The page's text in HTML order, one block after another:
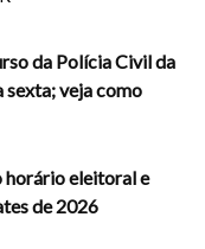
da Polícia Civil da
sexta; veja como
horário eleitoral e
de 2026